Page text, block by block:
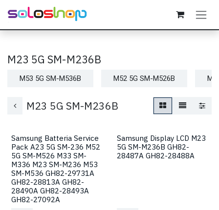
Passa al contenuto
M23 5G SM-M236B
M53 5G SM-M536B M52 5G SM-M526B
M23 5G SM-M236B
Samsung Batteria Service
Pack A23 5G SM-236 M52
5G SM-M526 M33 SM-
M336 M23 SM-M236 M53
SM-M536 GH82-29731A
GH82-28813A GH82-
28490A GH82-28493A
GH82-27092A
Samsung Display LCD M23
5G SM-M236B GH82-
28487A GH82-28488A